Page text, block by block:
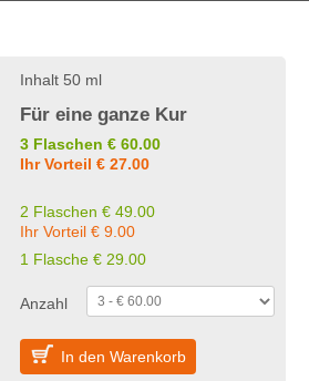
Inhalt 50 ml
Für eine ganze Kur
3 Flaschen € 60.00
Ihr Vorteil € 27.00
2 Flaschen € 49.00
Ihr Vorteil € 9.00
1 Flasche € 29.00
Anzahl
In den Warenkorb